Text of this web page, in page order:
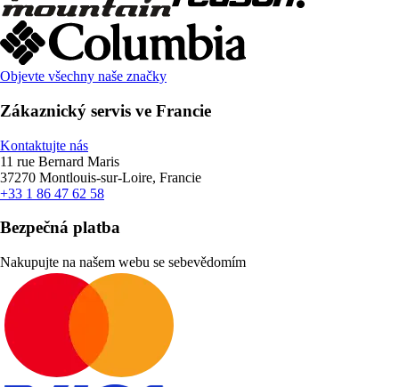
Objevte všechny naše značky
Zákaznický servis ve Francie
Kontaktujte nás
11 rue Bernard Maris
37270 Montlouis-sur-Loire, Francie
+33 1 86 47 62 58
Bezpečná platba
Nakupujte na našem webu se sebevědomím